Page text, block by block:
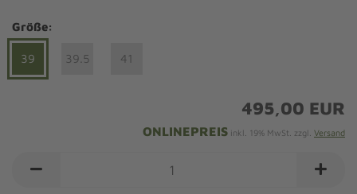
Größe:
39 39.5 41
495,00 EUR
ONLINEPREIS inkl. 19% MwSt. zzgl. Versand